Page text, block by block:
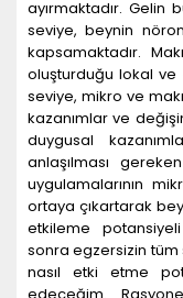
ayırmaktadır. Gelin
seviye, beynin
kapsamaktadır.
oluşturduğu lokal ve
seviye, mikro ve
kazanımlar ve
duygusal
anlaşılması
uygulamalarının
ortaya çıkartarak
etkileme
sonra egzersizin tüm
nasıl etki etme